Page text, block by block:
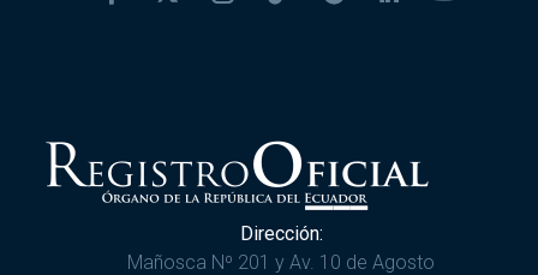
Dirección:
Mañosca Nº 201 y Av. 10 de Agosto